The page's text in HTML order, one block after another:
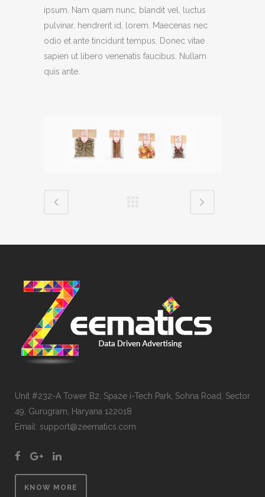
ipsum. Nam quam nunc, blandit vel, luctus
pulvinar, hendrerit id, lorem. Maecenas nec
odio et ante tincidunt tempus. Donec vitae
sapien ut libero venenatis faucibus. Nullam
quis ante.
Unit #232-A Tower B2, Spaze i-Tech Park, Sohna Road, Sector
49, Gurugram, Haryana 122018
Email: support@zeematics.com
KNOW MORE